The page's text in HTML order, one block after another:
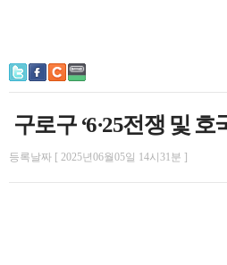
구로구 ‘6·25전쟁 및
등록날짜 [ 2025년06월05일 14시31분 ]